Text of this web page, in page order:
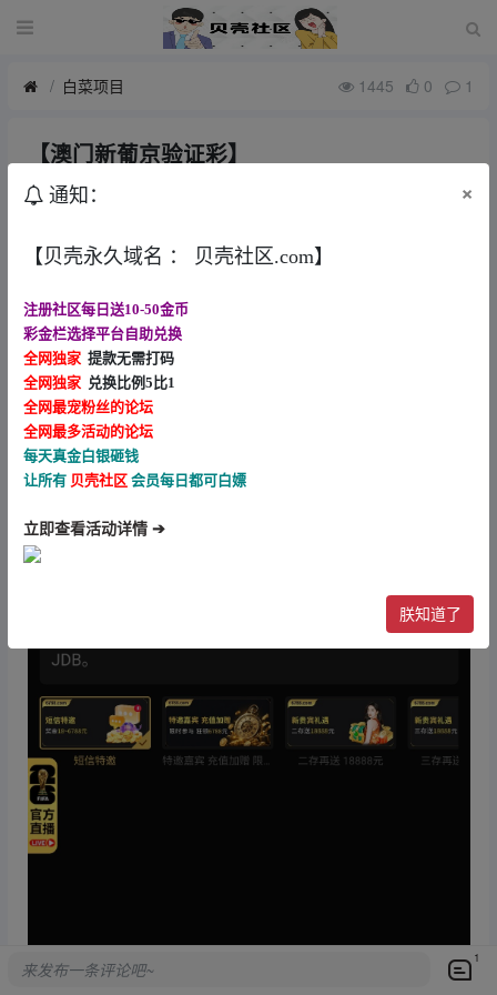
白菜项目 1445 0 1
【澳门新葡京验证彩】
wer66778899
通知： ×
【贝壳永久域名 ： 贝壳社区.com】
注册社区每日送10-50金币
彩金栏选择平台自助兑换
全网独家 提款无需打码
全网独家 兑换比例5比1
全网最宠粉丝的论坛
全网最多活动的论坛
每天真金白银砸钱
让所有 贝壳社区 会员每日都可白嫖
立即查看活动详情 ➔
朕知道了
来发布一条评论吧~
1